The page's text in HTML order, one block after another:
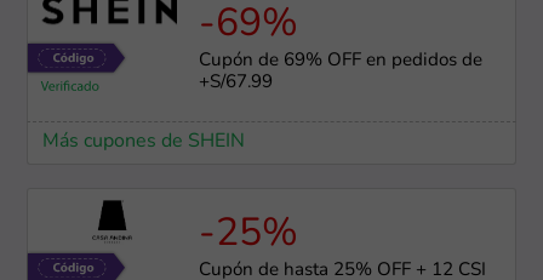
-69%
Cupón de 69% OFF en pedidos de
+S/67.99
Más cupones de SHEIN
-25%
Cupón de hasta 25% OFF + 12 CSI